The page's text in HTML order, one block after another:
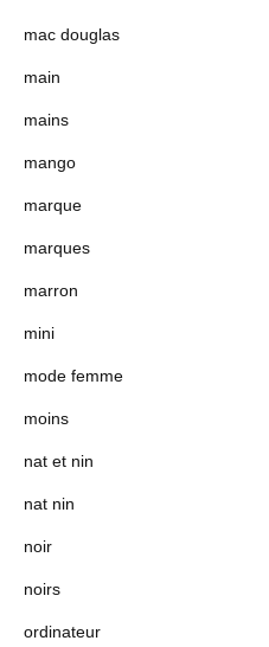
mac douglas
main
mains
mango
marque
marques
marron
mini
mode femme
moins
nat et nin
nat nin
noir
noirs
ordinateur